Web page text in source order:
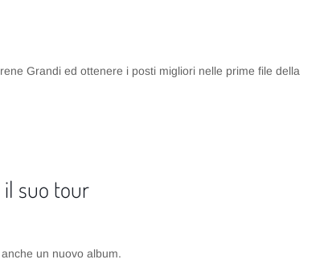
Grandi ed ottenere i posti migliori nelle prime file della
il suo tour
un nuovo album.